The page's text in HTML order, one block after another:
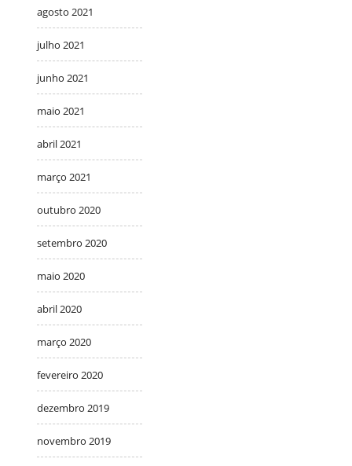
agosto 2021
julho 2021
junho 2021
maio 2021
abril 2021
março 2021
outubro 2020
setembro 2020
maio 2020
abril 2020
março 2020
fevereiro 2020
dezembro 2019
novembro 2019